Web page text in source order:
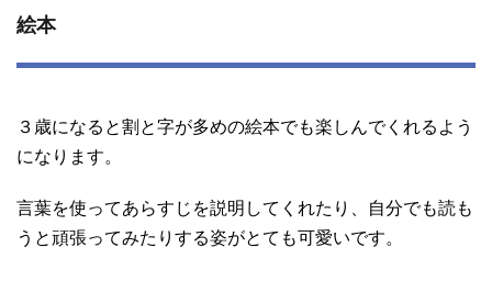
絵本
３歳になると割と字が多めの絵本でも楽しんでくれるよう
になります。
言葉を使ってあらすじを説明してくれたり、自分でも読も
うと頑張ってみたりする姿がとても可愛いです。